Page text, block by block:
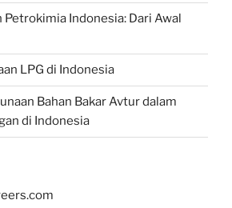
Petrokimia Indonesia: Dari Awal
LPG di Indonesia
Bahan Bakar Avtur dalam
di Indonesia